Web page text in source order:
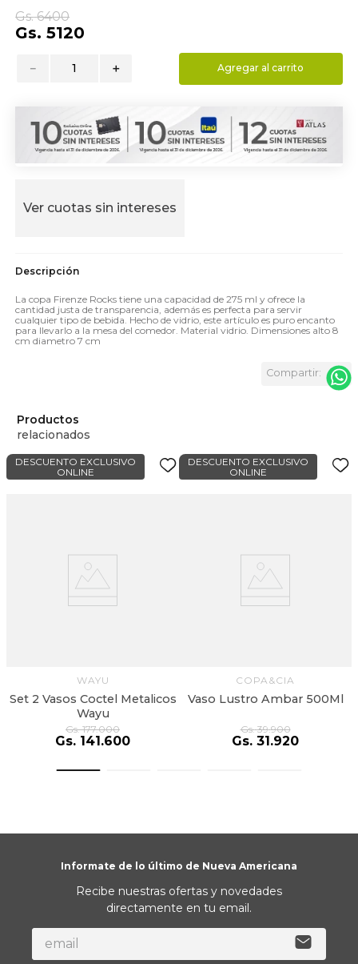
Gs. 6400
Gs. 5120
＋
－ Agregar al carrito
Ver cuotas sin intereses
La copa Firenze Rocks tiene una capacidad de 275 ml y ofrece la
cantidad justa de transparencia, además es perfecta para servir
cualquier tipo de bebida. Hecho de vidrio, este artículo es puro encanto
para llevarlo a la mesa del comedor. Material vidrio. Dimensiones alto 8
cm diametro 7 cm
Productos
relacionados
DESCUENTO EXCLUSIVO
ONLINE
WAYU
Set 2 Vasos Coctel Metalicos
Wayu
Gs. 177.000
Gs. 141 .600
DESCUENTO EXCLUSIVO
ONLINE
COPA&CIA
Vaso Lustro Ambar 500Ml
Gs. 39.900
Gs. 31 .920
Informate de lo último de Nueva Americana
Recibe nuestras ofertas y novedades
directamente en tu email.
9.
almohada